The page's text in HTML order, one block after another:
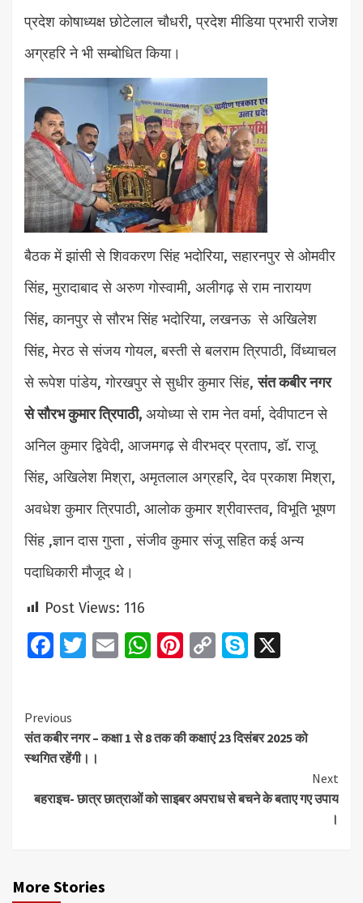
प्रदेश कोषाध्यक्ष छोटेलाल चौधरी, प्रदेश मीडिया प्रभारी राजेश
अग्रहरि ने भी सम्बोधित किया।
बैठक में झांसी से शिवकरण सिंह भदोरिया, सहारनपुर से ओमवीर
सिंह, मुरादाबाद से अरुण गोस्वामी, अलीगढ़ से राम नारायण
सिंह, कानपुर से सौरभ सिंह भदोरिया, लखनऊ से अखिलेश
सिंह, मेरठ से संजय गोयल, बस्ती से बलराम त्रिपाठी, विंध्याचल
से रूपेश पांडेय, गोरखपुर से सुधीर कुमार सिंह,संत कबीर नगर
से सौरभ कुमार त्रिपाठी, अयोध्या से राम नेत वर्मा, देवीपाटन से
अनिल कुमार द्विवेदी, आजमगढ़ से वीरभद्र प्रताप, डॉ. राजू
सिंह, अखिलेश मिश्रा, अमृतलाल अग्रहरि, देव प्रकाश मिश्रा,
अवधेश कुमार त्रिपाठी, आलोक कुमार श्रीवास्तव, विभूति भूषण
सिंह ,ज्ञान दास गुप्ता , संजीव कुमार संजू सहित कई अन्य
पदाधिकारी मौजूद थे।
Post Views: 116
Facebook
Twitter
EmailWhatsApp
Pinterest
CopySkype
Continue
Reading
Previous
संत कबीर नगर – कक्षा 1 से 8 तक की कक्षाएं 23 दिसंबर 2025 को
स्थगित रहेंगी।।
Next
बहराइच- छात्र छात्राओं को साइबर अपराध से बचने के बताए गए उपाय
।
More Stories